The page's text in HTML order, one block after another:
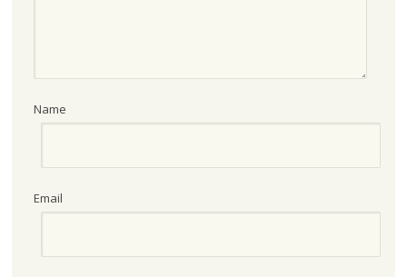
Name
Email